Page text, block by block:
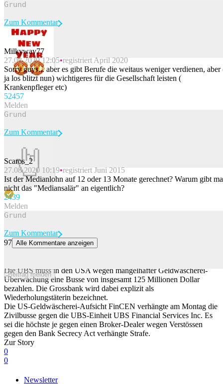
Beitrag melden
Zum Kommentar
Milkyway77
27.08.2020 12:05 registriert April 2020
Sorry guys... aber es gibt Berufe die weitaus weniger verdienen, aber
ja los blitzt nun) wichtigeres für die Gesellschaft leisten (
Krankenpfleger etc)
52457
Melden
Beitrag melden
Zum Kommentar
Scaros_2
27.08.2020 10:19 registriert Juni 2015
Ist der Medianlohn auf 12 oder 13 Monate gerechnet? Warum gibt
nicht das "Mediansalär" an eigentlich?
2439
Melden
Beitrag melden
Zum Kommentar
97 Alle Kommentare anzeigen
Die UBS muss in den USA wegen mangelhafter Geldwäscherei-
Überwachung eine Busse von insgesamt 125 Millionen Dollar
bezahlen. Die Grossbank wird dabei explizit als
Wiederholungstäterin bezeichnet.
Die US-Geldwäscherei-Aufsicht FinCEN verhängte am Montag die
Zivilbusse gegen die UBS-Einheit UBS Financial Services Inc. Es
sei die höchste je gegen einen Broker-Dealer wegen Verstössen
gegen den Bank Secrecy Act verhängte Strafe.
Zur Story
0
0
Newsletter